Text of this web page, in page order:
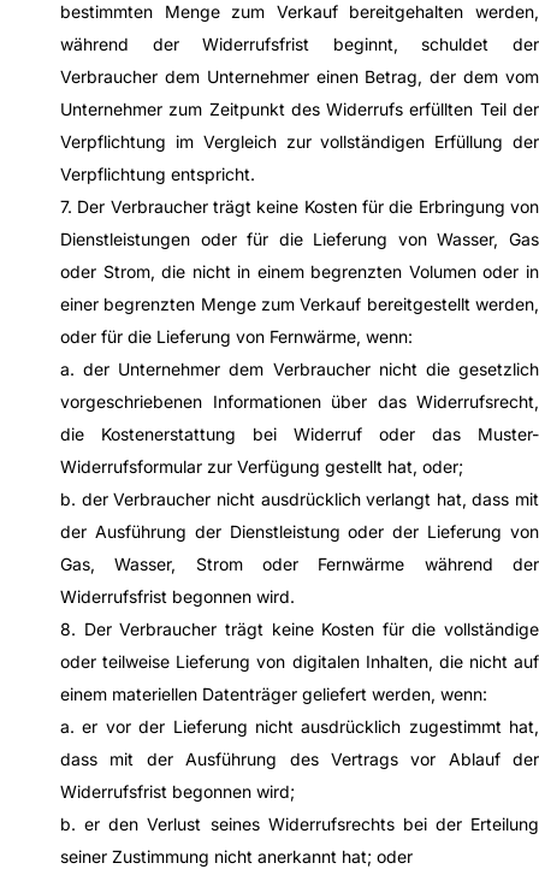
bestimmten Menge zum Verkauf bereitgehalten werden,
während der Widerrufsfrist beginnt, schuldet der
Verbraucher dem Unternehmer einen Betrag, der dem vom
Unternehmer zum Zeitpunkt des Widerrufs erfüllten Teil der
Verpflichtung im Vergleich zur vollständigen Erfüllung der
Verpflichtung entspricht.
7. Der Verbraucher trägt keine Kosten für die Erbringung von
Dienstleistungen oder für die Lieferung von Wasser, Gas
oder Strom, die nicht in einem begrenzten Volumen oder in
einer begrenzten Menge zum Verkauf bereitgestellt werden,
oder für die Lieferung von Fernwärme, wenn:
a. der Unternehmer dem Verbraucher nicht die gesetzlich
vorgeschriebenen Informationen über das Widerrufsrecht,
die Kostenerstattung bei Widerruf oder das Muster-
Widerrufsformular zur Verfügung gestellt hat, oder;
b. der Verbraucher nicht ausdrücklich verlangt hat, dass mit
der Ausführung der Dienstleistung oder der Lieferung von
Gas, Wasser, Strom oder Fernwärme während der
Widerrufsfrist begonnen wird.
8. Der Verbraucher trägt keine Kosten für die vollständige
oder teilweise Lieferung von digitalen Inhalten, die nicht auf
einem materiellen Datenträger geliefert werden, wenn:
a. er vor der Lieferung nicht ausdrücklich zugestimmt hat,
dass mit der Ausführung des Vertrags vor Ablauf der
Widerrufsfrist begonnen wird;
b. er den Verlust seines Widerrufsrechts bei der Erteilung
seiner Zustimmung nicht anerkannt hat; oder